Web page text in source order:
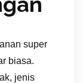
super
biasa.
jenis